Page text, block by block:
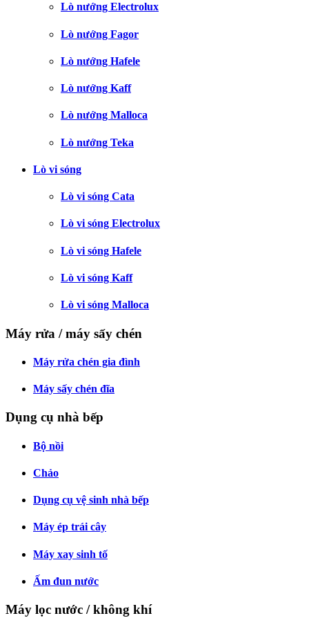
Lò nướng Electrolux
Lò nướng Fagor
Lò nướng Hafele
Lò nướng Kaff
Lò nướng Malloca
Lò nướng Teka
Lò vi sóng
Lò vi sóng Cata
Lò vi sóng Electrolux
Lò vi sóng Hafele
Lò vi sóng Kaff
Lò vi sóng Malloca
Máy rửa / máy sấy chén
Máy rửa chén gia đình
Máy sấy chén đĩa
Dụng cụ nhà bếp
Bộ nồi
Chảo
Dụng cụ vệ sinh nhà bếp
Máy ép trái cây
Máy xay sinh tố
Ấm đun nước
Máy lọc nước / không khí